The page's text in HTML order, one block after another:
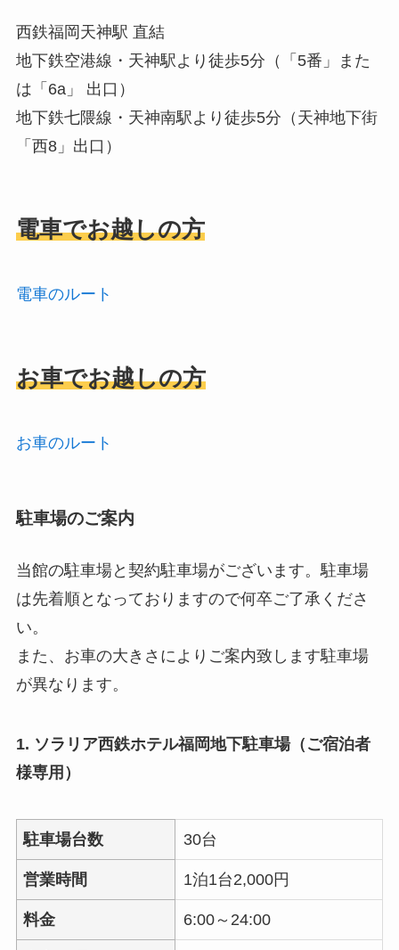
西鉄福岡天神駅 直結
地下鉄空港線・天神駅より徒歩5分（「5番」また
は「6a」 出口）
地下鉄七隈線・天神南駅より徒歩5分（天神地下街
「西8」出口）
電車でお越しの方
電車のルート
お車でお越しの方
お車のルート
駐車場のご案内
当館の駐車場と契約駐車場がございます。駐車場
は先着順となっておりますので何卒ご了承くださ
い。
また、お車の大きさによりご案内致します駐車場
が異なります。
1. ソラリア西鉄ホテル福岡地下駐車場（ご宿泊者
様専用）
駐車場台数 30台
営業時間 1泊1台2,000円
料金 6:00～24:00